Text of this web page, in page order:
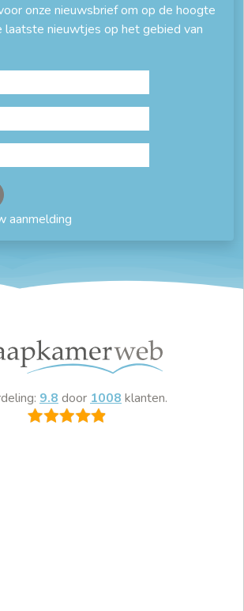
onze nieuwsbrief om op de hoogte
laatste nieuwtjes op het gebied van
aanmelding
9.8 door 1008 klanten.